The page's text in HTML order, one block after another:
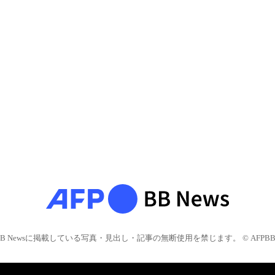
Newsに掲載している写真・見出し・記事の無断使用を禁じます。 © AFPBB